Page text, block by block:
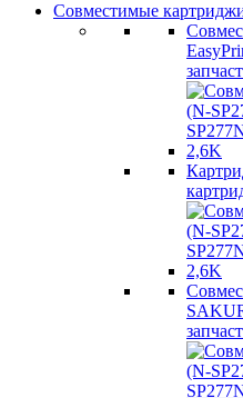
Совместимые